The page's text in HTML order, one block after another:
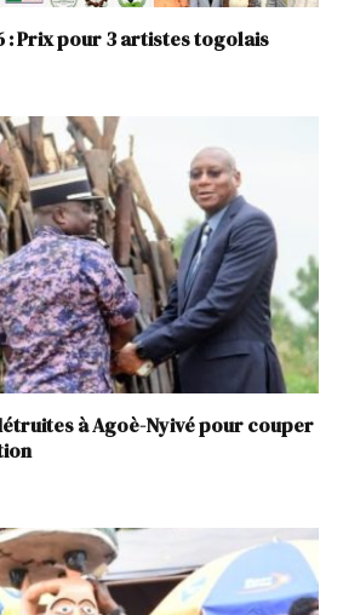
: Prix pour 3 artistes togolais
à Agoè-Nyivé pour couper